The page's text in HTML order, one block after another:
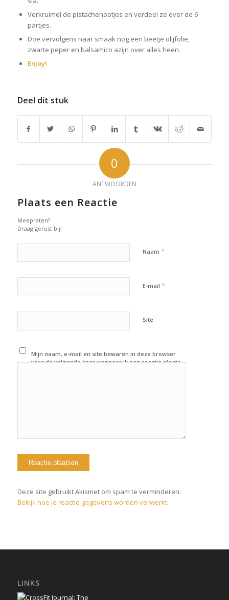
Verkruimel de pistachenootjes en verdeel ze over de 6
partjes.
Doe vervolgens naar smaak nog een beetje olijfolie,
zwarte peper en balsamico azijn over alles heen.
Enjoy!
Deel dit stuk
0
ANTWOORDEN
Plaats een Reactie
Meepraten?
Draag gerust bij!
Naam *
E-mail *
Site
Mijn naam, e-mail en site bewaren in deze browser
voor de volgende keer wanneer ik een reactie plaats.
Deze site gebruikt Akismet om spam te verminderen.
Bekijk hoe je reactie-gegevens worden verwerkt.
LINKS